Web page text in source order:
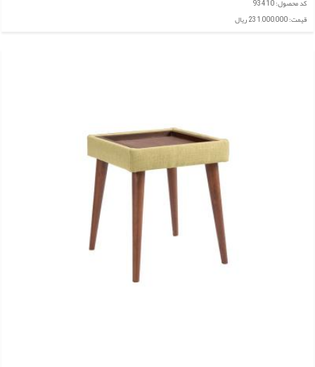
کد محصول: 93410
قیمت: 231,000,000 ریال